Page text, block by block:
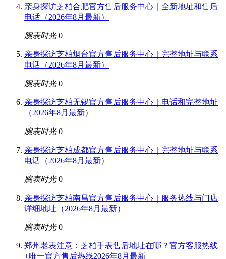
亲身探访芝柏合肥官方售后服务中心｜全新地址和售后
电话（2026年8月最新）
腕表时光 0
亲身探访芝柏烟台官方售后服务中心｜完整地址与联系
电话（2026年8月最新）
腕表时光 0
亲身探访芝柏无锡官方售后服务中心｜电话和完整地址
（2026年8月最新）
腕表时光 0
亲身探访芝柏成都官方售后服务中心｜完整地址与联系
电话（2026年8月最新）
腕表时光 0
亲身探访芝柏南昌官方售后服务中心｜服务热线与门店
详细地址（2026年8月最新）
腕表时光 0
郑州老表注意：芝柏手表售后地址在哪？官方客服热线
+唯一官方售后热线2026年8月最新